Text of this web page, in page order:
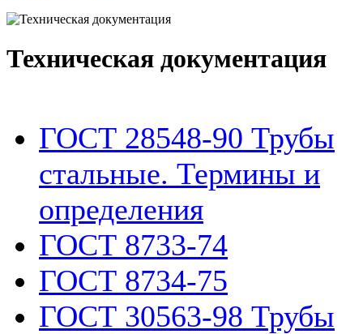
Техническая документация
ГОСТ 28548-90 Трубы
стальные. Термины и
определения
ГОСТ 8733-74
ГОСТ 8734-75
ГОСТ 30563-98 Трубы